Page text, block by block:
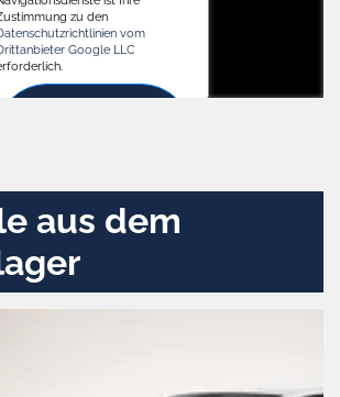
zu den
vom
Google LLC
aus dem